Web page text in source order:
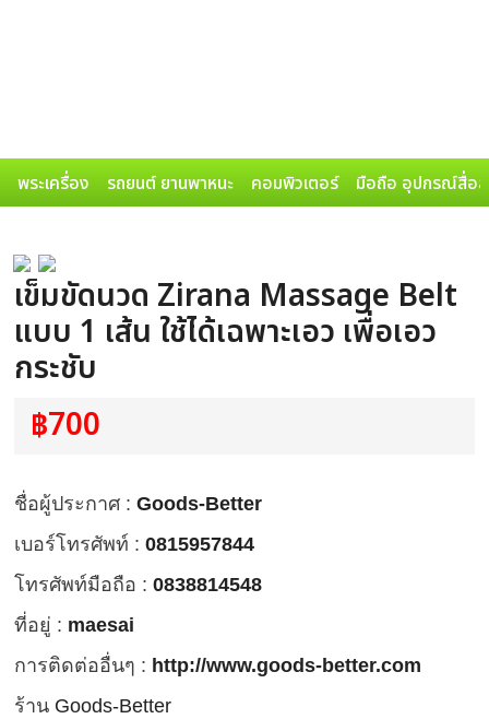
พระเครื่อง รถยนต์ ยานพาหนะ คอมพิวเตอร์ มือถือ อุปกรณ์สื่อส
เข็มขัดนวด Zirana Massage Belt
แบบ 1 เส้น ใช้ได้เฉพาะเอว เพื่อเอว
กระชับ
฿700
ชื่อผู้ประกาศ : Goods-Better
เบอร์โทรศัพท์ : 0815957844
โทรศัพท์มือถือ : 0838814548
ที่อยู่ : maesai
การติดต่ออื่นๆ : http://www.goods-better.com
ร้าน Goods-Better